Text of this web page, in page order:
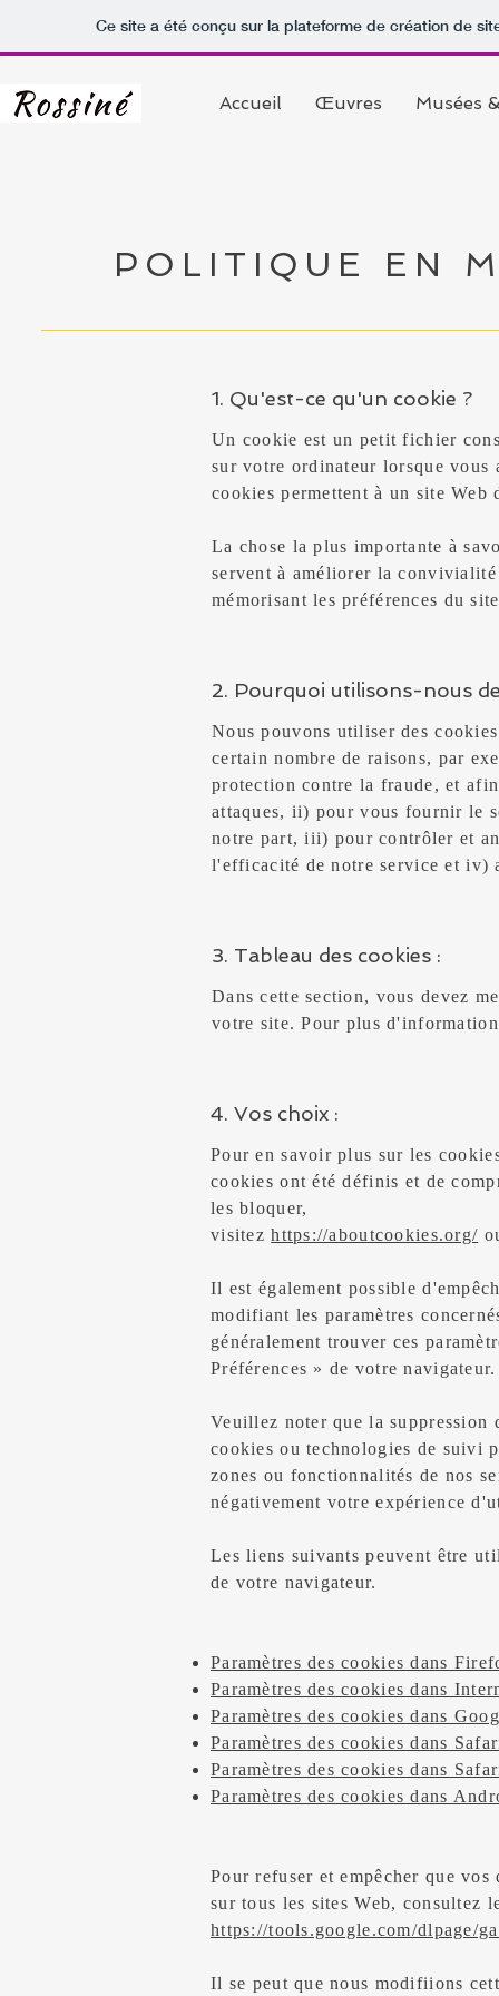
Ce site a été conçu sur la plateforme de création de
Accueil Œuvres Musées
POLITIQUE EN
1. Qu'est-ce qu'un cookie ?
Un cookie est un petit fichier
sur votre ordinateur lorsque vous
cookies permettent à un site
La chose la plus importante à
servent à améliorer la
mémorisant les préférences du
2. Pourquoi utilisons-nous
Nous pouvons utiliser des
certain nombre de raisons, par
protection contre la fraude, et
attaques, ii) pour vous fournir le
notre part, iii) pour contrôler et
l'efficacité de notre service et iv)
3. Tableau des cookies :
Dans cette section, vous devez
votre site. Pour plus
4. Vos choix :
Pour en savoir plus sur les
cookies ont été définis et de
les bloquer,
visitezhttps://aboutcookies.org/
Il est également possible
modifiant les paramètres
généralement trouver ces
Préférences » de votre navigateur.
Veuillez noter que la suppression
cookies ou technologies de suivi
zones ou fonctionnalités de nos
négativement votre expérience
Les liens suivants peuvent être
de votre navigateur.
Paramètres des cookies dans
Paramètres des cookies dans
Paramètres des cookies dans
Paramètres des cookies dans
Paramètres des cookies dans
Paramètres des cookies dans
Pour refuser et empêcher que
sur tous les sites Web, consultez
https://tools.google.com/dlpage/
Il se peut que nous modifiions